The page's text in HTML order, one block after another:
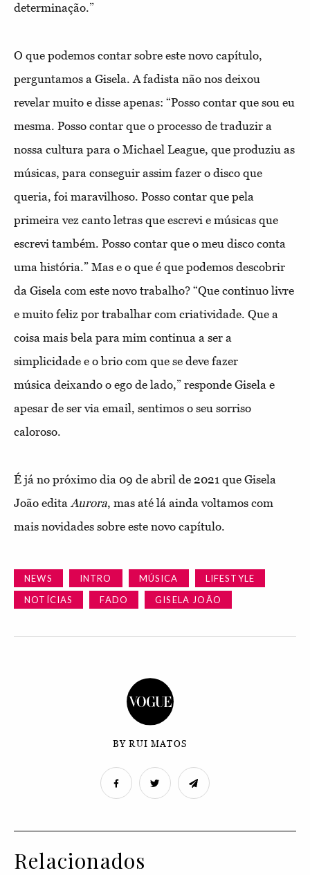
determinação.”
O que podemos contar sobre este novo capítulo,
perguntamos a Gisela. A fadista não nos deixou
revelar muito e disse apenas: “Posso contar que sou eu
mesma. Posso contar que o processo de traduzir a
nossa cultura para o Michael League, que produziu as
músicas, para conseguir assim fazer o disco que
queria, foi maravilhoso. Posso contar que pela
primeira vez canto letras que escrevi e músicas que
escrevi também. Posso contar que o meu disco conta
uma história.” Mas e o que é que podemos descobrir
da Gisela com este novo trabalho? “Que continuo livre
e muito feliz por trabalhar com criatividade. Que a
coisa mais bela para mim continua a ser a
simplicidade e o brio com que se deve fazer
música deixando o ego de lado,” responde Gisela e
apesar de ser via email, sentimos o seu sorriso
caloroso.
É já no próximo dia 09 de abril de 2021 que Gisela
João editaAurora, mas até lá ainda voltamos com
mais novidades sobre este novo capítulo.
NEWS INTRO MÚSICA
LIFESTYLE
NOTÍCIAS
FADO GISELA JOÃO
BY RUI MATOS
Relacionados